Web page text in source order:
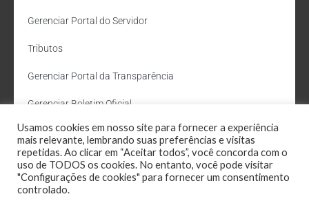
Gerenciar Portal do Servidor
Tributos
Gerenciar Portal da Transparência
Gerenciar Boletim Oficial
Departamento de Água e Esgoto
Administração Site
Webmail
Usamos cookies em nosso site para fornecer a experiência
mais relevante, lembrando suas preferências e visitas
repetidas. Ao clicar em “Aceitar todos”, você concorda com o
uso de TODOS os cookies. No entanto, você pode visitar
"Configurações de cookies" para fornecer um consentimento
controlado.